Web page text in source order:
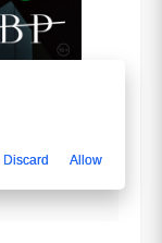
Discard Allow